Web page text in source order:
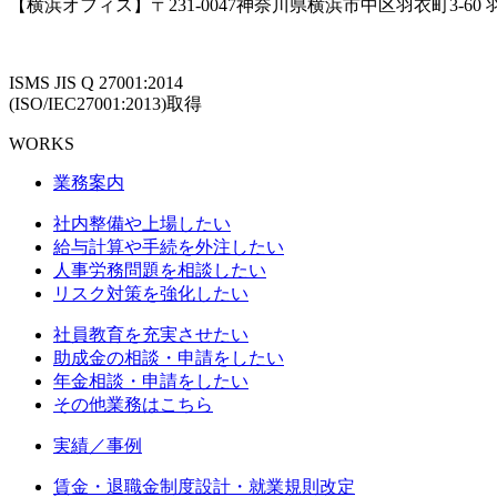
【横浜オフィス】〒231-0047神奈川県横浜市中区羽衣町3-60
ISMS JIS Q 27001:2014
(ISO/IEC27001:2013)取得
WORKS
業務案内
社内整備や上場したい
給与計算や手続を外注したい
人事労務問題を相談したい
リスク対策を強化したい
社員教育を充実させたい
助成金の相談・申請をしたい
年金相談・申請をしたい
その他業務はこちら
実績／事例
賃金・退職金制度設計・就業規則改定